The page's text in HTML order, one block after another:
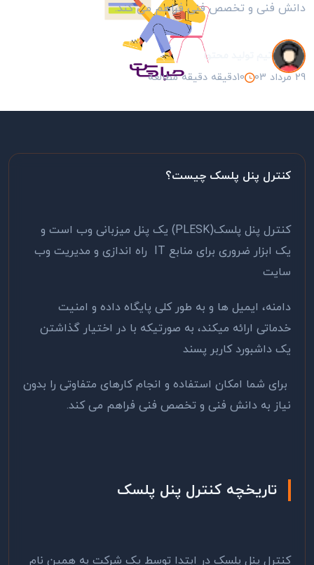
دانش فنی و تخصص فنی فراهم می کند.
تیم تولید محتوا
29 مرداد 03 10دقیقه دقیقه مطالعه
کنترل پنل پلسک چیست؟
کنترل پنل پلسک(PLESK) یک پنل میزبانی وب است و
یک ابزار ضروری برای منابع IT راه اندازی و مدیریت وب
سایت
دامنه، ایمیل ها و به طور کلی پایگاه داده و امنیت
خدماتی ارائه میکند، به صورتیکه با در اختیار گذاشتن
یک داشبورد کاربر پسند
برای شما امکان استفاده و انجام کارهای متفاوتی را بدون
نیاز به دانش فنی و تخصص فنی فراهم می کند.
تاریخچه کنترل پنل پلسک
کنترل پنل پلسک در ابتدا توسط یک شرکت به همین نام